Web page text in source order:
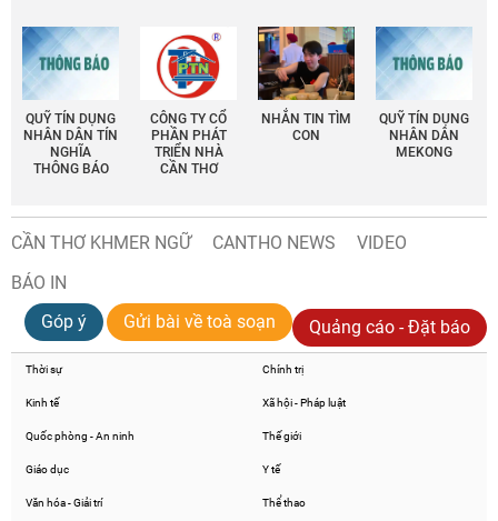
QUỸ TÍN DỤNG
NHÂN DÂN TÍN
NGHĨA
THÔNG BÁO
CÔNG TY CỔ
PHẦN PHÁT
TRIỂN NHÀ
CẦN THƠ
NHẮN TIN TÌM
CON
QUỸ TÍN DỤNG
NHÂN DÂN
MEKONG
CẦN THƠ KHMER NGỮ CANTHO NEWS
VIDEO
BÁO IN
Góp ý
Gửi bài về toà soạn Quảng cáo - Đặt báo
Thời sự Chính trị
Kinh tế Xã hội - Pháp luật
Quốc phòng - An ninh Thế giới
Giáo dục Y tế
Văn hóa - Giải trí Thể thao